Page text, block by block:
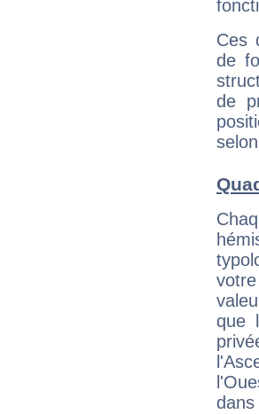
Ces
de
de
que
dans